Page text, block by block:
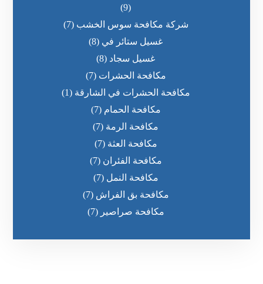
(9)
شركة مكافحة سوس الخشب (7)
غسيل ستائر في (8)
غسيل سجاد (8)
مكافحة الحشرات (7)
مكافحة الحشرات في الشارقة (1)
مكافحة الحمام (7)
مكافحة الرمة (7)
مكافحة العثة (7)
مكافحة الفئران (7)
مكافحة النمل (7)
مكافحة بق الفراش (7)
مكافحة صراصير (7)